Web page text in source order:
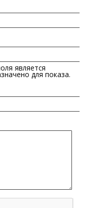
является
для показа.